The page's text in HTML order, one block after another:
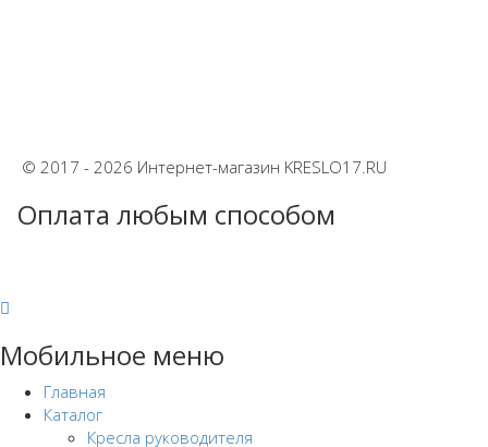
© 2017 - 2026 Интернет-магазин KRESLO17.RU
Оплата любым способом
Мобильное меню
Главная
Каталог
Кресла руководителя